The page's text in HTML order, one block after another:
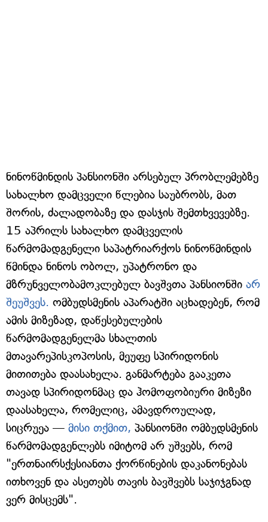
ნინოწმინდის პანსიონში არსებულ პრობლემებზე
სახალხო დამცველი წლებია საუბრობს, მათ
შორის, ძალადობაზე და დასჯის შემთხვევებზე.
15 აპრილს სახალხო დამცველის
წარმომადგენელი საპატრიარქოს ნინოწმინდის
წმინდა ნინოს ობოლ, უპატრონო და
მზრუნველობამოკლებულ ბავშვთა პანსიონში არ
შეუშვეს. ომბუდსმენის აპარატში აცხადებენ, რომ
ამის მიზეზად, დაწესებულების
წარმომადგენელმა სხალთის
მთავარეპისკოპოსის, მეუფე სპირიდონის
მითითება დაასახელა. განმარტება გააკეთა
თავად სპირიდონმაც და ჰომოფობიური მიზეზი
დაასახელა, რომელიც, ამავდროულად,
სიცრუეა — მისი თქმით, პანსიონში ომბუდსმენის
წარმომადგენლებს იმიტომ არ უშვებს, რომ
"ერთნაირსქესიანთა ქორწინების დაკანონებას
ითხოვენ და ასეთებს თავის ბავშვებს საჯიჯგნად
ვერ მისცემს".